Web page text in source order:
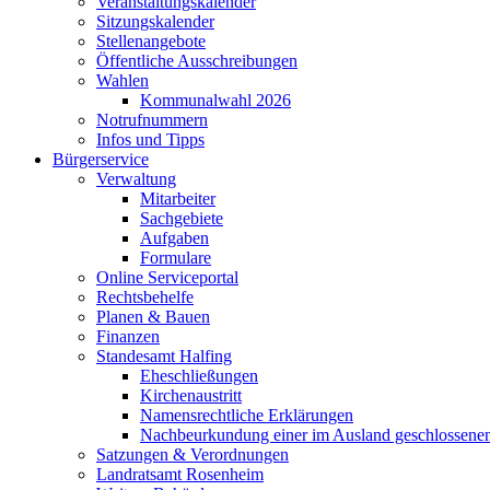
Sitzungskalender
Stellenangebote
Öffentliche Ausschreibungen
Wahlen
Kommunalwahl 2026
Notrufnummern
Infos und Tipps
Bürgerservice
Verwaltung
Mitarbeiter
Sachgebiete
Aufgaben
Formulare
Online Serviceportal
Rechtsbehelfe
Planen & Bauen
Finanzen
Standesamt Halfing
Eheschließungen
Kirchenaustritt
Namensrechtliche Erklärungen
Nachbeurkundung einer im Ausland
Satzungen & Verordnungen
Landratsamt Rosenheim